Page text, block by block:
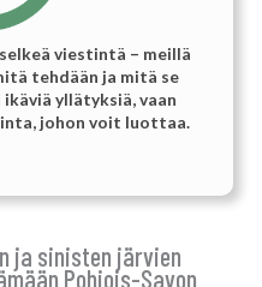
viestintä – meillä
tehdään ja mitä se
ikäviä yllätyksiä, vaan
johon voit luottaa.
ja sinisten järvien
Pohjois-Savon